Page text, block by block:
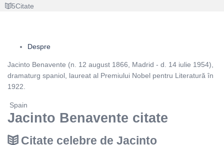
5Citate
Despre
Jacinto Benavente (n. 12 august 1866, Madrid - d. 14 iulie 1954),
dramaturg spaniol, laureat al Premiului Nobel pentru Literatură în
1922.
Spain
Jacinto Benavente citate
Citate celebre de Jacinto